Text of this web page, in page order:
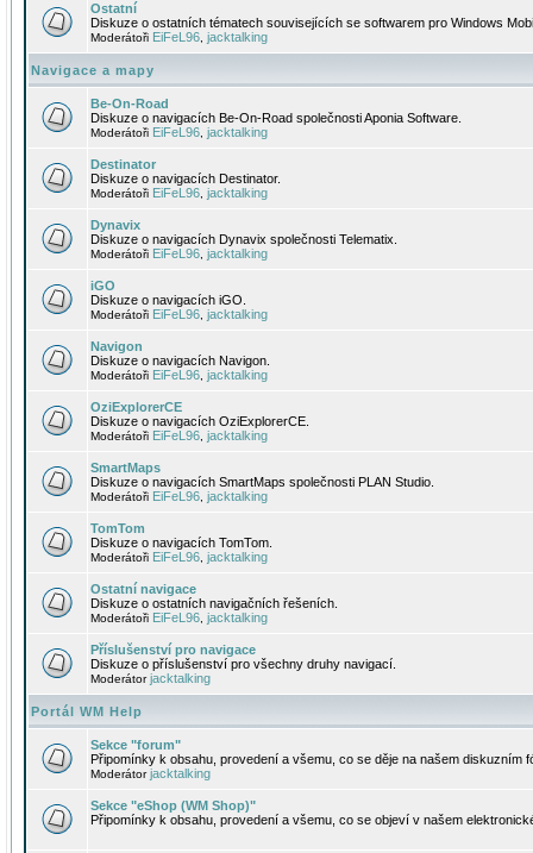
Ostatní
Diskuze o ostatních tématech souvisejících se softwarem pro Windows
Moderátoři EiFeL96 jacktalking
Navigace a mapy
Be-On-Road
Diskuze o navigacích Be-On-Road společnosti Aponia Software.
Moderátoři EiFeL96 jacktalking
Destinator
Diskuze o navigacích Destinator.
Moderátoři EiFeL96 jacktalking
Dynavix
Diskuze o navigacích Dynavix společnosti Telematix.
Moderátoři EiFeL96 jacktalking
iGO
Diskuze o navigacích iGO.
Moderátoři EiFeL96 jacktalking
Navigon
Diskuze o navigacích Navigon.
Moderátoři EiFeL96 jacktalking
OziExplorerCE
Diskuze o navigacích OziExplorerCE.
Moderátoři EiFeL96 jacktalking
SmartMaps
Diskuze o navigacích SmartMaps společnosti PLAN Studio.
Moderátoři EiFeL96 jacktalking
TomTom
Diskuze o navigacích TomTom.
Moderátoři EiFeL96 jacktalking
Ostatní navigace
Diskuze o ostatních navigačních řešeních.
Moderátoři EiFeL96 jacktalking
Příslušenství pro navigace
Diskuze o příslušenství pro všechny druhy navigací.
Moderátorjacktalking
Portál WM Help
Sekce "forum"
Připomínky k obsahu, provedení a všemu, co se děje na našem diskuzním
Moderátorjacktalking
Sekce "eShop (WM Shop)"
Připomínky k obsahu, provedení a všemu, co se objeví v našem